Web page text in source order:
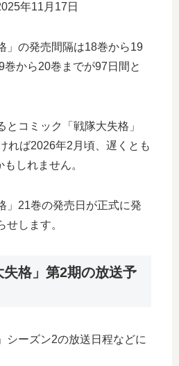
年11月17日
」の発売間隔は18巻から19
から20巻までが97日間と
とコミック「戦隊大失格」
れば2026年2月頃、遅くとも
しれません。
」21巻の発売日が正式に発
せします。
失格」第2期の放送予
シーズン2の放送日程などに